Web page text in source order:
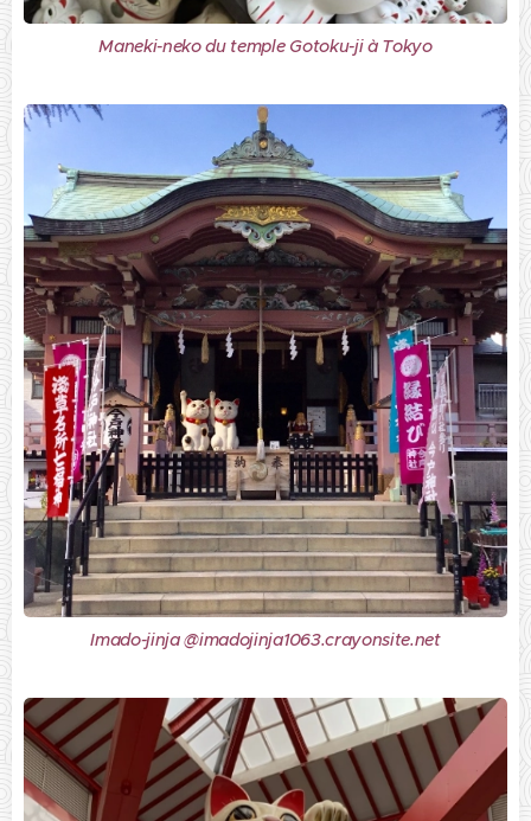
Maneki-neko du temple Gotoku-ji à Tokyo
Imado-jinja @imadojinja1063.crayonsite.net